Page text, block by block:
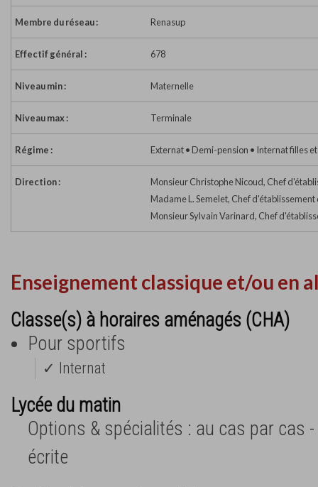
Membre du réseau : Renasup
Effectif général : 678
Niveau min : Maternelle
Niveau max : Terminale
Régime : Externat • Demi-pension • Internat filles
Direction :
Monsieur Christophe Nicoud, Chef
Madame L. Semelet, Chef d'établissement
Monsieur Sylvain Varinard, Chef
Enseignement classique et/ou en
Classe(s) à horaires aménagés (CHA)
Pour sportifs
✓ Internat
Lycée du matin
Options & spécialités : au cas par cas
écrite